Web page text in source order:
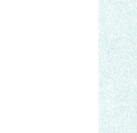
4-2.
4-3.
4-4.
4-5.
다섯